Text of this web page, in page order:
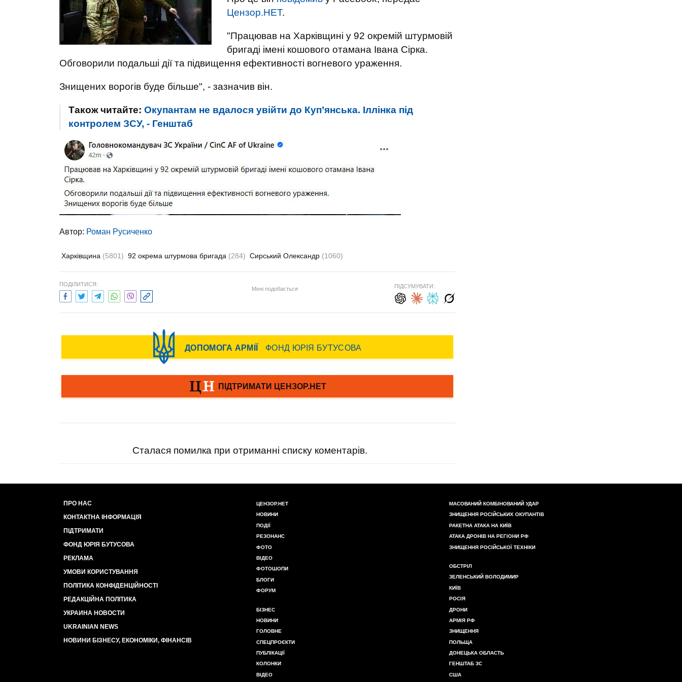
Цензор.НЕТ.
"Працював на Харківщині у 92 окремій штурмовій
бригаді імені кошового отамана Івана Сірка.
Обговорили подальші дії та підвищення ефективності вогневого ураження.
Знищених ворогів буде більше", - зазначив він.
Також читайте: Окупантам не вдалося увійти до Куп’янська. Іллінка під
контролем ЗСУ, - Генштаб
Автор: Роман Русиченко
Харківщина (5801) 92 окрема штурмова бригада (284) Сирський Олександр (1060)
ПОДІЛИТИСЯ:
Мені подобається ПІДСУМУВАТИ:
Сталася помилка при отриманні списку коментарів.
ПРО НАС
КОНТАКТНА ІНФОРМАЦІЯ
ПІДТРИМАТИ
ФОНД ЮРІЯ БУТУСОВА
РЕКЛАМА
УМОВИ КОРИСТУВАННЯ
ПОЛІТИКА КОНФІДЕНЦІЙНОСТІ
РЕДАКЦІЙНА ПОЛІТИКА
УКРАИНА НОВОСТИ
UKRAINIAN NEWS
НОВИНИ БІЗНЕСУ, ЕКОНОМІКИ, ФІНАНСІВ
ЦЕНЗОР.НЕТ
НОВИНИ
ПОДІЇ
РЕЗОНАНС
ФОТО
ВІДЕО
ФОТОШОПИ
БЛОГИ
ФОРУМ
БІЗНЕС
НОВИНИ
ГОЛОВНЕ
СПЕЦПРОЄКТИ
ПУБЛІКАЦІЇ
КОЛОНКИ
ВІДЕО
МАСОВАНИЙ КОМБІНОВАНИЙ УДАР
ЗНИЩЕННЯ РОСІЙСЬКИХ ОКУПАНТІВ
РАКЕТНА АТАКА НА КИЇВ
АТАКА ДРОНІВ НА РЕГІОНИ РФ
ЗНИЩЕННЯ РОСІЙСЬКОЇ ТЕХНІКИ
ОБСТРІЛ
ЗЕЛЕНСЬКИЙ ВОЛОДИМИР
КИЇВ
РОСІЯ
ДРОНИ
АРМІЯ РФ
ЗНИЩЕННЯ
ПОЛЬЩА
ДОНЕЦЬКА ОБЛАСТЬ
ГЕНШТАБ ЗС
США